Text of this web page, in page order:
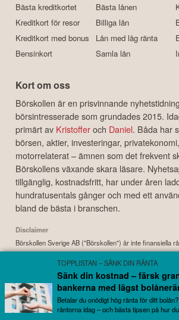
Bästa kreditkortet
Kreditkort för resor
Kreditkort med bonus
Bensinkort
Bästa lånen
Billiga lån
Lån med låg ränta
Samla lån
Kort om oss
Börskollen är en prisvinnande
börsintresserade som grundades 2015.
primärt av Kristofferoch Daniel. Båda har
börsen, aktier, investeringar,
motorrelaterat – ämnen som det frekvent
Börskollens växande skara läsare.
tillgänglig, kostnadsfritt, har under åren
hundratusentals gånger och med ett
bland de bästa i branschen.
Disclaimer
Börskollen Sverige AB ("Börskollen") är inte finansiella
finansinspektionens tillsyn och ger inga råd till dig. Detta
investeringsbeslut baserade på information som direkt
från Börskollen eller personer med koppling till
självständigt av investeraren. Börskollen frånsäger sig
förlust eller skada av vad slag det må vara som
material härrörande från tjänsten Börskollen.
TOPPLISTAN – SÄNK DIN RÄNTA
Sänk din kostnad – färsk
bankerna med lägst
Betalar du onödigt hög ränta för ditt
räntorna idag – och bästa tipsen på hur